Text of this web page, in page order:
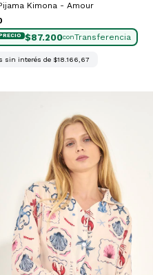
Kimona - Amour
$87.200con
sin interés de $18.166,67